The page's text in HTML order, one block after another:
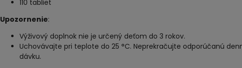
110 tabliet
Upozornenie:
Výživový doplnok nie je určený deťom do 3 rokov.
Uchovávajte pri teplote do 25 °C. Neprekračujte odporúčanú
dávku.